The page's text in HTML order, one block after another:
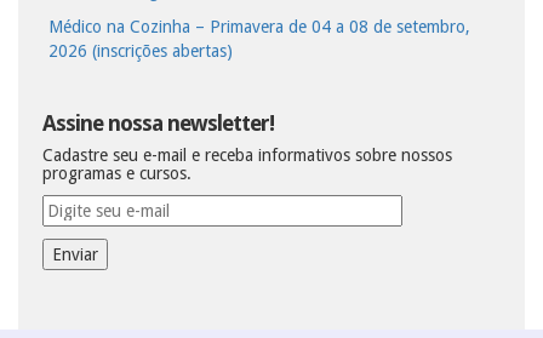
Médico na Cozinha – Primavera de 04 a 08 de setembro,
2026 (inscrições abertas)
Assine nossa newsletter!
Cadastre seu e-mail e receba informativos sobre nossos
programas e cursos.